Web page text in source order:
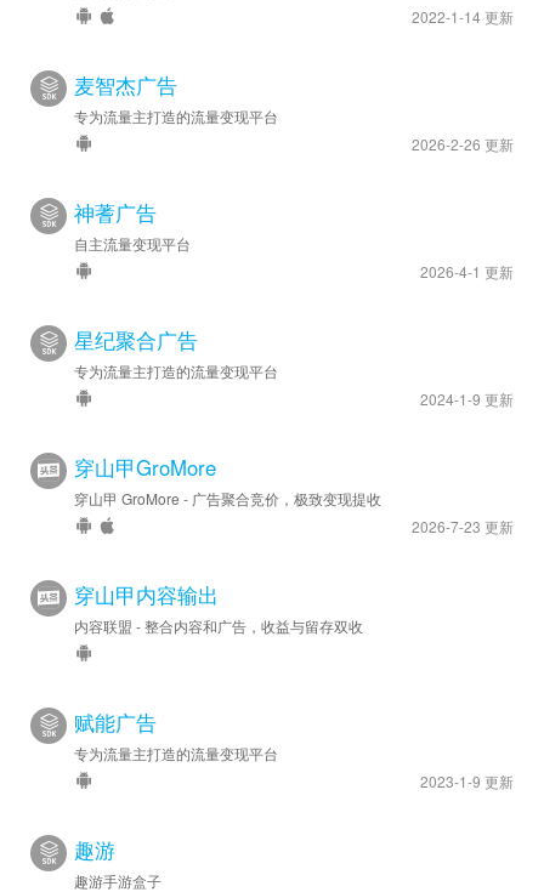
2022-1-14 更新
麦智杰广告
专为流量主打造的流量变现平台
2026-2-26 更新
神蓍广告
自主流量变现平台
2026-4-1 更新
星纪聚合广告
专为流量主打造的流量变现平台
2024-1-9 更新
穿山甲GroMore
穿山甲 GroMore - 广告聚合竞价，极致变现提收
2026-7-23 更新
穿山甲内容输出
内容联盟 - 整合内容和广告，收益与留存双收
赋能广告
专为流量主打造的流量变现平台
2023-1-9 更新
趣游
趣游手游盒子